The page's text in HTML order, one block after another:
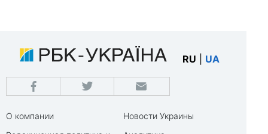
RU UA
О компании
Новости Украины